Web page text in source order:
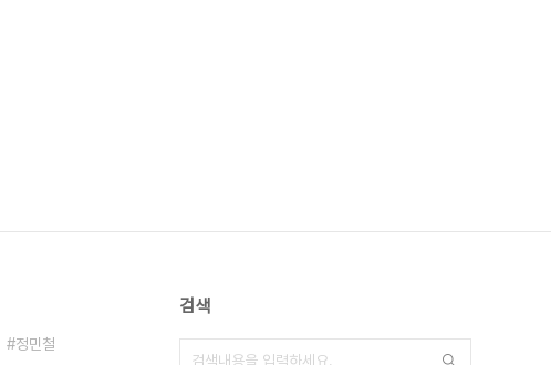
정민철
검색